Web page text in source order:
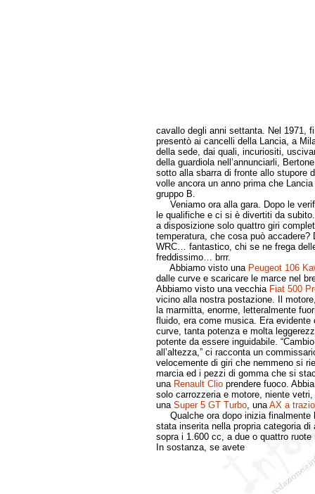
cavallo degli anni settanta. Nel 1971,
presentò ai cancelli della Lancia, a
della sede, dai quali, incuriositi,
della guardiola nell’annunciarli,
sotto alla sbarra di fronte allo stupore
volle ancora un anno prima che
gruppo B.
Veniamo ora alla gara. Dopo le
le qualifiche e ci si è divertiti da
a disposizione solo quattro giri
temperatura, che cosa può
WRC… fantastico, chi se ne frega
freddissimo… brrr.
Abbiamo visto una Peugeot 106
dalle curve e scaricare le marce nel
Abbiamo visto una vecchia Fiat 500
vicino alla nostra postazione. Il
la marmitta, enorme, letteralmente
fluido, era come musica. Era evidente
curve, tanta potenza e molta
potente da essere inguidabile.
all’altezza,” ci racconta un
velocemente di giri che nemmeno si
marcia ed i pezzi di gomma che si
una Renault Clioprendere fuoco.
solo carrozzeria e motore, niente
una Super 5 GT Turbo, unaAX a
Qualche ora dopo inizia finalmente
stata inserita nella propria categoria
sopra i 1.600 cc, a due o quattro
In sostanza, se avete